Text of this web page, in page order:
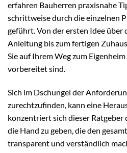
erfahren Bauherren praxisnahe
schrittweise durch die einzelnen
geführt. Von der ersten Idee über
Anleitung bis zum fertigen
Sie auf Ihrem Weg zum
vorbereitet sind.
Sich im Dschungel der
zurechtzufinden, kann eine
konzentriert sich dieser Ratgeber
die Hand zu geben, die den
transparent und verständlich